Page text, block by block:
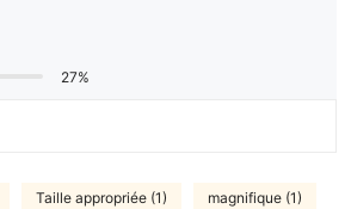
27%
Taille appropriée (1) magnifique (1)